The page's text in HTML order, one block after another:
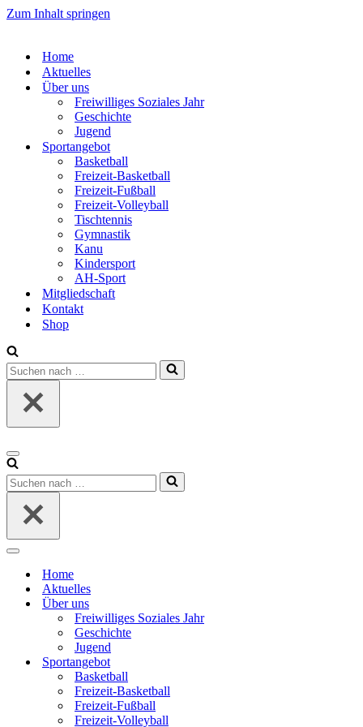
Zum Inhalt springen
Home
Aktuelles
Über uns
Freiwilliges Soziales Jahr
Geschichte
Jugend
Sportangebot
Basketball
Freizeit-Basketball
Freizeit-Fußball
Freizeit-Volleyball
Tischtennis
Gymnastik
Kanu
Kindersport
AH-Sport
Mitgliedschaft
Kontakt
Shop
Suchen
nach …
Navigationsmenü
Suchen
nach …
Navigationsmenü
Home
Aktuelles
Über uns
Freiwilliges Soziales Jahr
Geschichte
Jugend
Sportangebot
Basketball
Freizeit-Basketball
Freizeit-Fußball
Freizeit-Volleyball